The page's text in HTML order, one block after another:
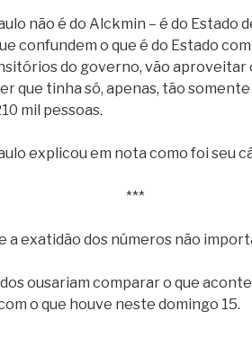
não é do Alckmin – é do Estado
confundem o que é do Estado
do governo, vão aproveitar
que tinha só, apenas, tão
mil pessoas.
explicou em nota como foi seu
***
a exatidão dos números não
ousariam comparar o que
o que houve neste domingo 15.